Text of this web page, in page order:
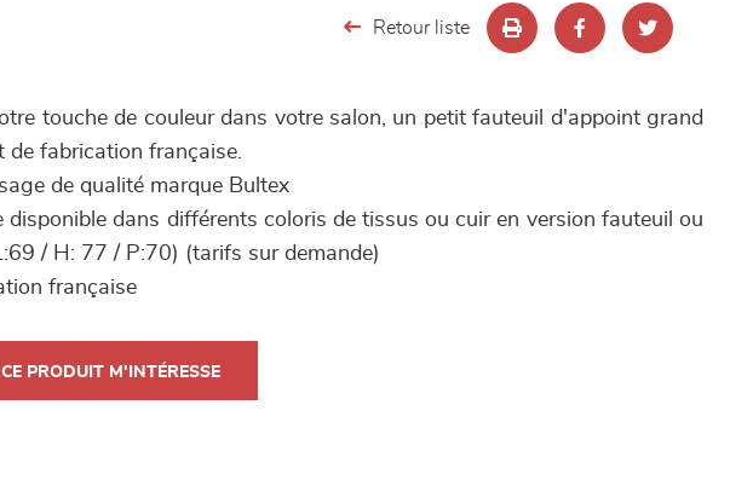
Retour liste
touche de couleur dans votre salon, un petit fauteuil d'appoint grand
de fabrication française.
de qualité marque Bultex
disponible dans différents coloris de tissus ou cuir en version fauteuil ou
/ H: 77 / P:70) (tarifs sur demande)
française
CE PRODUIT M'INTÉRESSE